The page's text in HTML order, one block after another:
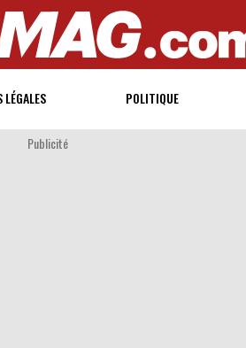
LÉGALES POLITIQUE
Publicité